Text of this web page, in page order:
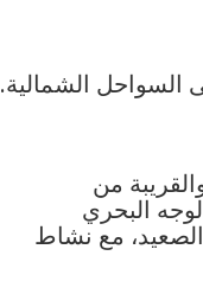
السواحل الشمالية.
من
البحري
مع نشاط